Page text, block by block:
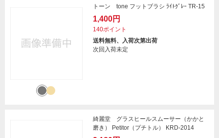
トーン tone フットブラシ ﾗｲﾄｸﾞﾚｰ TR-15
1,400円
140ポイント
送料無料、入荷次第出荷
次回入荷未定
綺麗堂 グラスヒールスムーサー（かかと
磨き） Petitor（プチトル） KRD-2014